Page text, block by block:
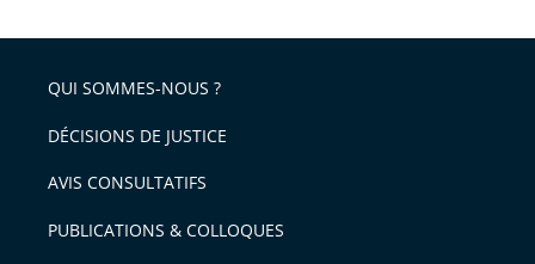
QUI SOMMES-NOUS ?
DÉCISIONS DE JUSTICE
AVIS CONSULTATIFS
PUBLICATIONS & COLLOQUES